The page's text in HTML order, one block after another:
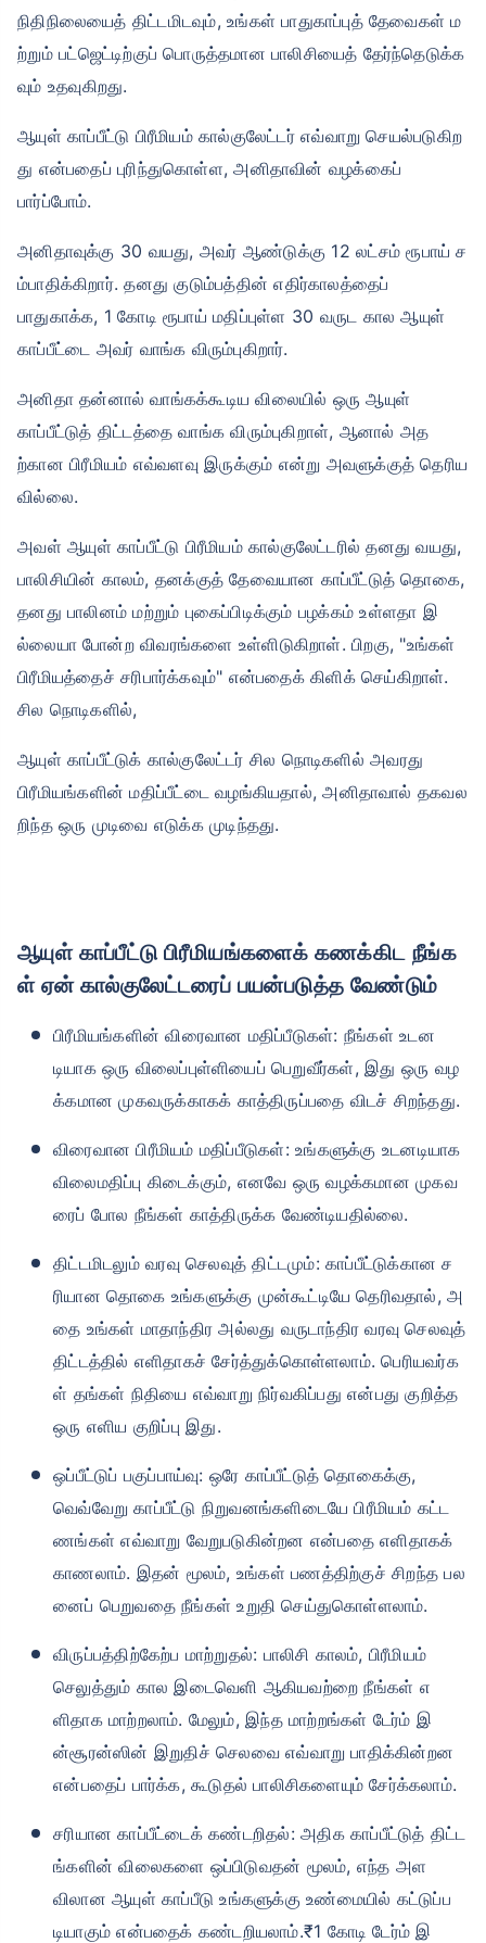
நிதிநிலையைத் திட்டமிடவும், உங்கள் பாதுகாப்புத் தேவைகள் ம
ற்றும் பட்ஜெட்டிற்குப் பொருத்தமான பாலிசியைத் தேர்ந்தெடுக்க
வும் உதவுகிறது.
ஆயுள் காப்பீட்டு பிரீமியம் கால்குலேட்டர் எவ்வாறு செயல்படுகிற
து என்பதைப் புரிந்துகொள்ள, அனிதாவின் வழக்கைப்
பார்ப்போம்.
அனிதாவுக்கு 30 வயது, அவர் ஆண்டுக்கு 12 லட்சம் ரூபாய் ச
ம்பாதிக்கிறார். தனது குடும்பத்தின் எதிர்காலத்தைப்
பாதுகாக்க, 1 கோடி ரூபாய் மதிப்புள்ள 30 வருட கால ஆயுள்
காப்பீட்டை அவர் வாங்க விரும்புகிறார்.
அனிதா தன்னால் வாங்கக்கூடிய விலையில் ஒரு ஆயுள்
காப்பீட்டுத் திட்டத்தை வாங்க விரும்புகிறாள், ஆனால் அத
ற்கான பிரீமியம் எவ்வளவு இருக்கும் என்று அவளுக்குத் தெரிய
வில்லை.
அவள் ஆயுள் காப்பீட்டு பிரீமியம் கால்குலேட்டரில் தனது வயது,
பாலிசியின் காலம், தனக்குத் தேவையான காப்பீட்டுத் தொகை,
தனது பாலினம் மற்றும் புகைப்பிடிக்கும் பழக்கம் உள்ளதா இ
ல்லையா போன்ற விவரங்களை உள்ளிடுகிறாள். பிறகு, "உங்கள்
பிரீமியத்தைச் சரிபார்க்கவும்" என்பதைக் கிளிக் செய்கிறாள்.
சில நொடிகளில்,
ஆயுள் காப்பீட்டுக் கால்குலேட்டர் சில நொடிகளில் அவரது
பிரீமியங்களின் மதிப்பீட்டை வழங்கியதால், அனிதாவால் தகவல
றிந்த ஒரு முடிவை எடுக்க முடிந்தது.
ஆயுள் காப்பீட்டு பிரீமியங்களைக் கணக்கிட நீங்க
ள் ஏன் கால்குலேட்டரைப் பயன்படுத்த வேண்டும்
பிரீமியங்களின் விரைவான மதிப்பீடுகள்: நீங்கள் உடன
டியாக ஒரு விலைப்புள்ளியைப் பெறுவீர்கள், இது ஒரு வழ
க்கமான முகவருக்காகக் காத்திருப்பதை விடச் சிறந்தது.
விரைவான பிரீமியம் மதிப்பீடுகள்: உங்களுக்கு உடனடியாக
விலைமதிப்பு கிடைக்கும், எனவே ஒரு வழக்கமான முகவ
ரைப் போல நீங்கள் காத்திருக்க வேண்டியதில்லை.
திட்டமிடலும் வரவு செலவுத் திட்டமும்: காப்பீட்டுக்கான ச
ரியான தொகை உங்களுக்கு முன்கூட்டியே தெரிவதால், அ
தை உங்கள் மாதாந்திர அல்லது வருடாந்திர வரவு செலவுத்
திட்டத்தில் எளிதாகச் சேர்த்துக்கொள்ளலாம். பெரியவர்க
ள் தங்கள் நிதியை எவ்வாறு நிர்வகிப்பது என்பது குறித்த
ஒரு எளிய குறிப்பு இது.
ஒப்பீட்டுப் பகுப்பாய்வு: ஒரே காப்பீட்டுத் தொகைக்கு,
வெவ்வேறு காப்பீட்டு நிறுவனங்களிடையே பிரீமியம் கட்ட
ணங்கள் எவ்வாறு வேறுபடுகின்றன என்பதை எளிதாகக்
காணலாம். இதன் மூலம், உங்கள் பணத்திற்குச் சிறந்த பல
னைப் பெறுவதை நீங்கள் உறுதி செய்துகொள்ளலாம்.
விருப்பத்திற்கேற்ப மாற்றுதல்: பாலிசி காலம், பிரீமியம்
செலுத்தும் கால இடைவெளி ஆகியவற்றை நீங்கள் எ
ளிதாக மாற்றலாம். மேலும், இந்த மாற்றங்கள் டேர்ம் இ
ன்சூரன்ஸின் இறுதிச் செலவை எவ்வாறு பாதிக்கின்றன
என்பதைப் பார்க்க, கூடுதல் பாலிசிகளையும் சேர்க்கலாம்.
சரியான காப்பீட்டைக் கண்டறிதல்: அதிக காப்பீட்டுத் திட்ட
ங்களின் விலைகளை ஒப்பிடுவதன் மூலம், எந்த அள
விலான ஆயுள் காப்பீடு உங்களுக்கு உண்மையில் கட்டுப்ப
டியாகும் என்பதைக் கண்டறியலாம்.₹1 கோடி டேர்ம் இ